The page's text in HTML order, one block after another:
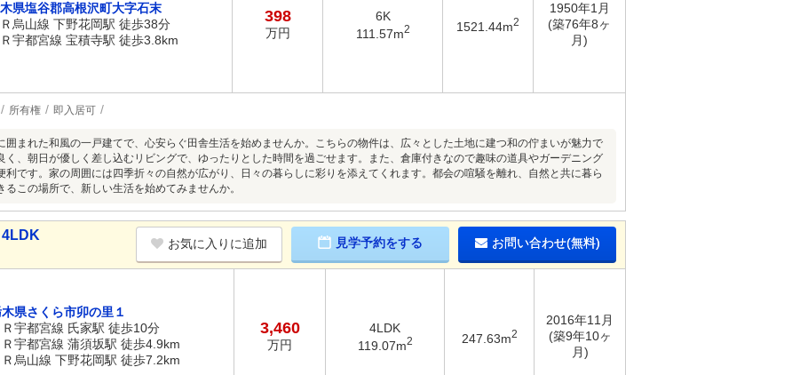
県塩谷郡高根沢町大字石末
Ｒ烏山線 下野花岡駅 徒歩38分
Ｒ宇都宮線 宝積寺駅 徒歩3.8km
398
万円
6K
111.57m2 1521.44m2
1950年1月
(築76年8ヶ
月)
所有権 即入居可
囲まれた和風の一戸建てで、心安らぐ田舎生活を始めませんか。こちらの物件は、広々とした土地に建つ和の佇まいが魅力で
く、朝日が優しく差し込むリビングで、ゆったりとした時間を過ごせます。また、倉庫付きなので趣味の道具やガーデニング
利です。家の周囲には四季折々の自然が広がり、日々の暮らしに彩りを添えてくれます。都会の喧騒を離れ、自然と共に暮ら
るこの場所で、新しい生活を始めてみませんか。
4LDK
お気に入りに追加 見学予約をする お問い合わせ(無料)
県さくら市卯の里１
Ｒ宇都宮線 氏家駅 徒歩10分
Ｒ宇都宮線 蒲須坂駅 徒歩4.9km
Ｒ烏山線 下野花岡駅 徒歩7.2km
3,460
万円
4LDK
119.07m2 247.63m2
2016年11月
(築9年10ヶ
月)